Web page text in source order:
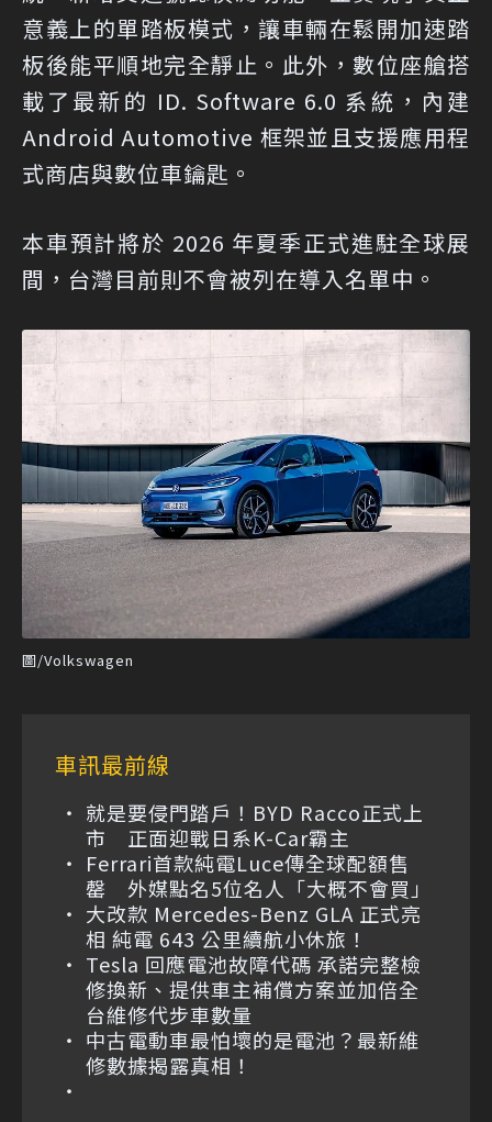
意義上的單踏板模式，讓車輛在鬆開加速踏
板後能平順地完全靜止。此外，數位座艙搭
載了最新的 ID. Software 6.0 系統，內建
Android Automotive 框架並且支援應用程
式商店與數位車鑰匙。
本車預計將於 2026 年夏季正式進駐全球展
間，台灣目前則不會被列在導入名單中。
圖/Volkswagen
車訊最前線
就是要侵門踏戶！BYD Racco正式上
市 正面迎戰日系K-Car霸主
Ferrari首款純電Luce傳全球配額售
罄 外媒點名5位名人「大概不會買」
大改款 Mercedes-Benz GLA 正式亮
相 純電 643 公里續航小休旅！
Tesla 回應電池故障代碼 承諾完整檢
修換新、提供車主補償方案並加倍全
台維修代步車數量
中古電動車最怕壞的是電池？最新維
修數據揭露真相！